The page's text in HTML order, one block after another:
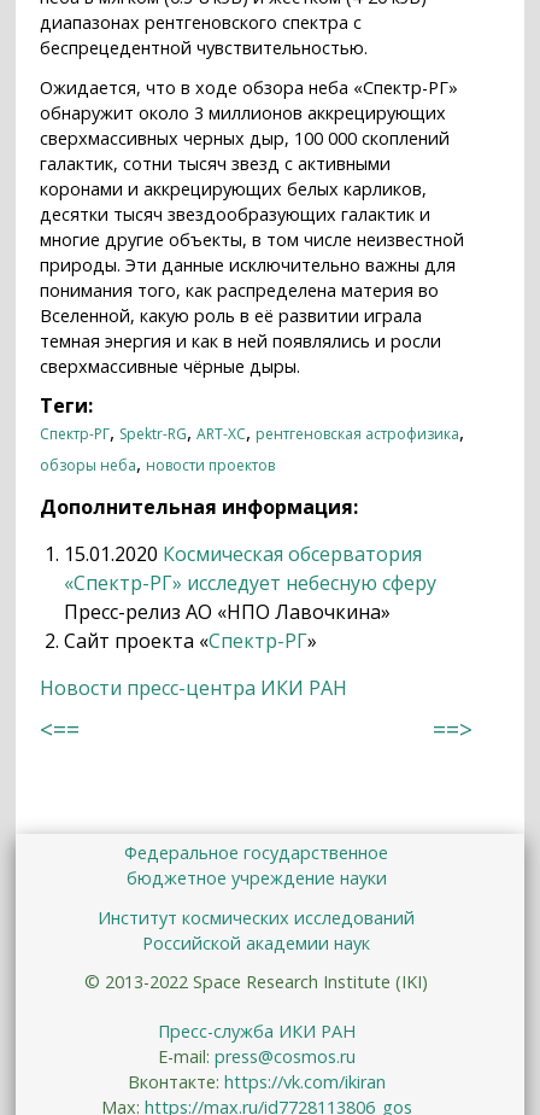
диапазонах рентгеновского спектра с
беспрецедентной чувствительностью.
Ожидается, что в ходе обзора неба «Спектр-РГ»
обнаружит около 3 миллионов аккрецирующих
сверхмассивных черных дыр, 100 000 скоплений
галактик, сотни тысяч звезд с активными
коронами и аккрецирующих белых карликов,
десятки тысяч звездообразующих галактик и
многие другие объекты, в том числе неизвестной
природы. Эти данные исключительно важны для
понимания того, как распределена материя во
Вселенной, какую роль в её развитии играла
темная энергия и как в ней появлялись и росли
сверхмассивные чёрные дыры.
Теги:
Спектр-РГ, Spektr-RG,ART-XC, рентгеновская астрофизика,
обзоры неба, новости проектов
Дополнительная информация:
15.01.2020 Космическая обсерватория
«Спектр-РГ» исследует небесную сферу
Пресс-релиз АО «НПО Лавочкина»
Сайт проекта «Спектр-РГ»
Новости пресс-центра ИКИ РАН
<== ==>
Федеральное государственное
бюджетное учреждение науки
Институт космических исследований
Российской академии наук
© 2013-2022 Space Research Institute (IKI)
Пресс-служба ИКИ РАН
E-mail: press@cosmos.ru
Вконтакте: https://vk.com/ikiran
Max: https://max.ru/id7728113806_gos